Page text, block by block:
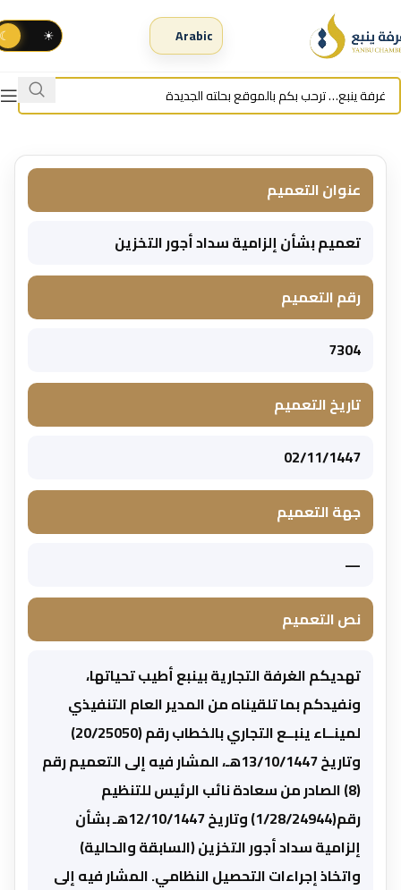
☀
☾
عنوان التعميم
تعميم بشأن إلزامية سداد أجور التخزين
رقم التعميم
7304
تاريخ التعميم
02/11/1447
جهة التعميم
—
نص التعميم
تهديكم الغرفة التجارية بينبع أطيب تحياتها،
ونفيدكم بما تلقيناه من المدير العام التنفيذي
لمينــاء ينبــع التجاري بالخطاب رقم (20/25050)
وتاريخ 13/10/1447هـ، المشار فيه إلى التعميم رقم
(8) الصادر من سعادة نائب الرئيس للتنظيم
رقم(1/28/24944) وتاريخ 12/10/1447هـ بشأن
إلزامية سداد أجور التخزين (السابقة والحالية)
واتخاذ إجراءات التحصيل النظامي. المشار فيه إلى